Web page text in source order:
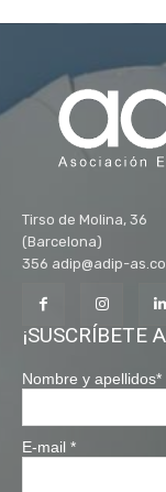
Tirso de
(Barcelona)
356 adip@adip-
¡SUSCRÍBETE
Nombre y apellidos*
E-mail *